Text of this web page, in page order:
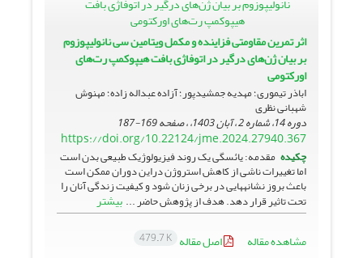
اثر تمرین مقاومتی فزاینده و مکمل ویتامین سی نانولیپوزوم
بر بیان ژن‌های درگیر در اتوفاژی بافت هیپوکمپ رت‌های
اورکتومی
اباذر تیموری؛ مهدیه جمشیدپور؛ آزاده عبداله زاده؛ مهنوش
شهبانی نظری
دوره 14، شماره 2 ، آبان 1403، ، صفحه 169-187
https://doi.org/10.22124/jme.2024.27940.367
چکیده مقدمه: یائسگی یک روند فیزیولوژیک طبیعی بدن است
اما تغییرات ناشی از کاهش استروژن دراین دوران ممکن است
باعث بروز نشانه­هایی در برخی زنان شود و کیفیت زندگی آنان را
تحت تاثیر قرار دهد. هدف از پژوهش حاضر ... بیشتر
مشاهده مقاله
اصل مقاله 479.7 K